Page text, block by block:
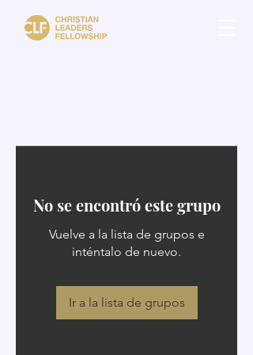
No se encontró este grupo
Vuelve a la lista de grupos e
inténtalo de nuevo.
Ir a la lista de grupos